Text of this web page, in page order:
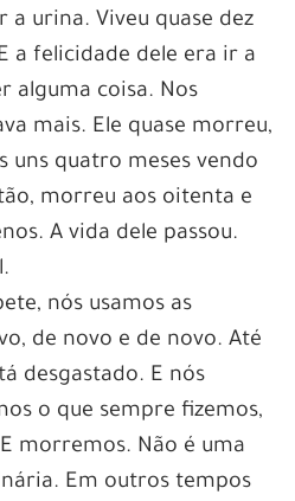
urina. Viveu quase dez
a felicidade dele era ir a
alguma coisa. Nos
mais. Ele quase morreu,
uns quatro meses vendo
morreu aos oitenta e
A vida dele passou.
nós usamos as
de novo e de novo. Até
desgastado. E nós
o que sempre fizemos,
morremos. Não é uma
Em outros tempos